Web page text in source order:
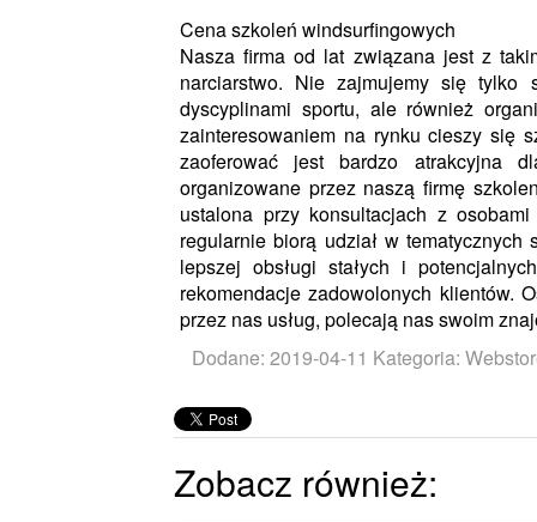
Cena szkoleń windsurfingowych
Nasza firma od lat związana jest z
narciarstwo. Nie zajmujemy się tylko
dyscyplinami sportu, ale również
zainteresowaniem na rynku cieszy się
zaoferować jest bardzo atrakcyjna
organizowane przez naszą firmę
ustalona przy konsultacjach z
regularnie biorą udział w
lepszej obsługi stałych i
rekomendacje zadowolonych klientów.
przez nas usług, polecają nas swoim
Dodane: 2019-04-11 Kategoria:
Zobacz również: